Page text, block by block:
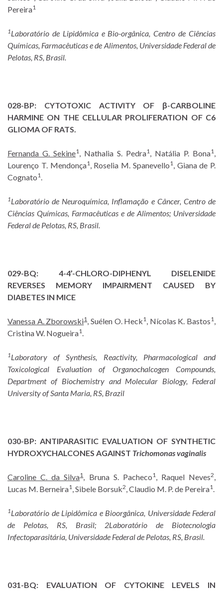
Pereira1
1Laboratório de Lipidômica e Bio-orgânica, Centro de Ciências
Químicas, Farmacêuticas e de Alimentos, Universidade Federal de
Pelotas, RS, Brasil.
028-BP:
CYTOTOXIC ACTIVITY OF β-CARBOLINE
HARMINE ON THE CELLULAR PROLIFERATION OF C6
GLIOMA OF RATS.
Fernanda G. Sekine1 , Nathalia S. Pedra1 , Natália P. Bona1
Lourenço T. Mendonça1, Roselia M. Spanevello1, Giana de P.
Cognato1
1Laboratório de Neuroquímica, Inflamação e Câncer, Centro de
Ciências Químicas, Farmacêuticas e de Alimentos; Universidade
Federal de Pelotas, RS, Brasil.
029-BQ:
4-4’-CHLORO-DIPHENYL DISELENIDE
REVERSES MEMORY IMPAIRMENT CAUSED BY
DIABETES IN MICE
Vanessa A. Zborowski1, Suélen O. Heck1 , Nícolas K. Bastos1
Cristina W. Nogueira1
1Laboratory of Synthesis, Reactivity, Pharmacological and
Toxicological Evaluation of Organochalcogen Compounds,
Department of Biochemistry and Molecular Biology, Federal
University of Santa Maria, RS, Brazil
030-BP: ANTIPARASITIC EVALUATION OF SYNTHETIC
HYDROXYCHALCONES AGAINST Trichomonas vaginalis
Caroline C. da Silva1, Bruna S. Pacheco1, Raquel Neves2
Lucas M. Berneira1 , Sibele Borsuk2 , Claudio M. P. de Pereira1
1Laboratório de Lipidômica e Bioorgânica, Universidade Federal
de Pelotas, RS, Brasil; 2Laboratório de Biotecnologia
Infectoparasitária, Universidade Federal de Pelotas, RS, Brasil.
031-BQ:
EVALUATION OF CYTOKINE LEVELS IN